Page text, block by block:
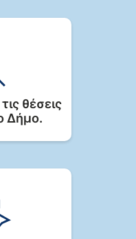
θέσεις
Δήμο.